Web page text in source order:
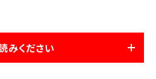
みください